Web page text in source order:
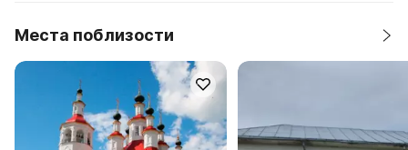
Места поблизости